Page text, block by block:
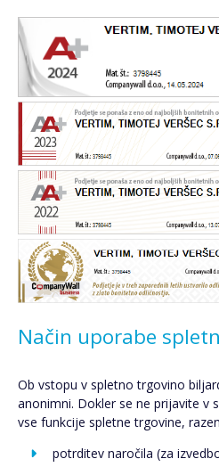
Način uporabe
Ob vstopu v spletno trgovino
anonimni. Dokler se ne prijavite v
vse funkcije spletne trgovine,
potrditev naročila (za